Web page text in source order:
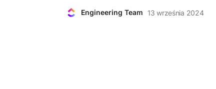
Engineering Team 13 września 2024